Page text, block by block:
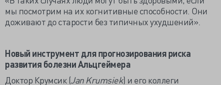
мы посмотрим на их когнитивные способности. Они
доживают до старости без типичных ухудшений».
Новый инструмент для прогнозирования риска
развития болезни Альцгеймера
Доктор Крумсик (Jan Krumsiek) и его коллеги